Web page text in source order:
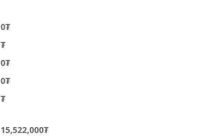
0₮
₮
0₮
0₮
₮
15,522,000₮